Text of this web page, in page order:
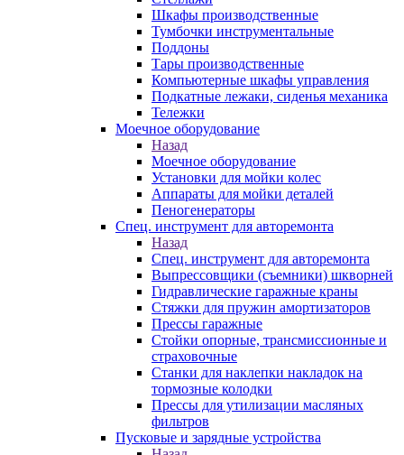
Шкафы производственные
Тумбочки инструментальные
Поддоны
Тары производственные
Компьютерные шкафы управления
Подкатные лежаки, сиденья механика
Тележки
Моечное оборудование
Назад
Моечное оборудование
Установки для мойки колес
Аппараты для мойки деталей
Пеногенераторы
Спец. инструмент для авторемонта
Назад
Спец. инструмент для авторемонта
Выпрессовщики (съемники) шкворней
Гидравлические гаражные краны
Стяжки для пружин амортизаторов
Прессы гаражные
Стойки опорные, трансмиссионные и
страховочные
Станки для наклепки накладок на
тормозные колодки
Прессы для утилизации масляных
фильтров
Пусковые и зарядные устройства